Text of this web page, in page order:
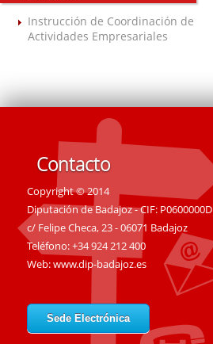
Instrucción de Coordinación de
Actividades Empresariales
Contacto
Copyright © 2014
Diputación de Badajoz - CIF: P0600000D
c/ Felipe Checa, 23 - 06071 Badajoz
Teléfono: +34 924 212 400
Web:www.dip-badajoz.es
Sede Electrónica